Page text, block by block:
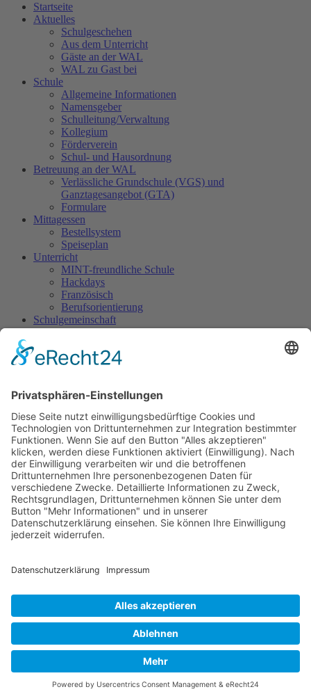
Startseite
Aktuelles
Schulgeschehen
Aus dem Unterricht
Gäste an der WAL
WAL zu Gast bei
Schule
Allgemeine Informationen
Namensgeber
Schulleitung/Verwaltung
Kollegium
Förderverein
Schul- und Hausordnung
Betreuung an der WAL
Verlässliche Grundschule (VGS) und
Ganztagesangebot (GTA)
Formulare
Mittagessen
Bestellsystem
Speiseplan
Unterricht
MINT-freundliche Schule
Hackdays
Französisch
Berufsorientierung
Schulgemeinschaft
Schulsozialarbeit
Sani-Dienst
World Robot Olympiad (WRO)
GemüseAckerdemie
Schüler-Band
Grundschul-Chor
Catering-AG
Eltern
Elternnachricht
Allgemeine Informationen
Elternbeirat
Anmeldung
Anmeldung Grundschule
Polizei
Prüfungen
Elternsprechtag
Ferien
WAL im NBL Bötzingen
Aktuell
Archiv